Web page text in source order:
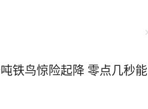
铁鸟惊险起降 零点几秒能